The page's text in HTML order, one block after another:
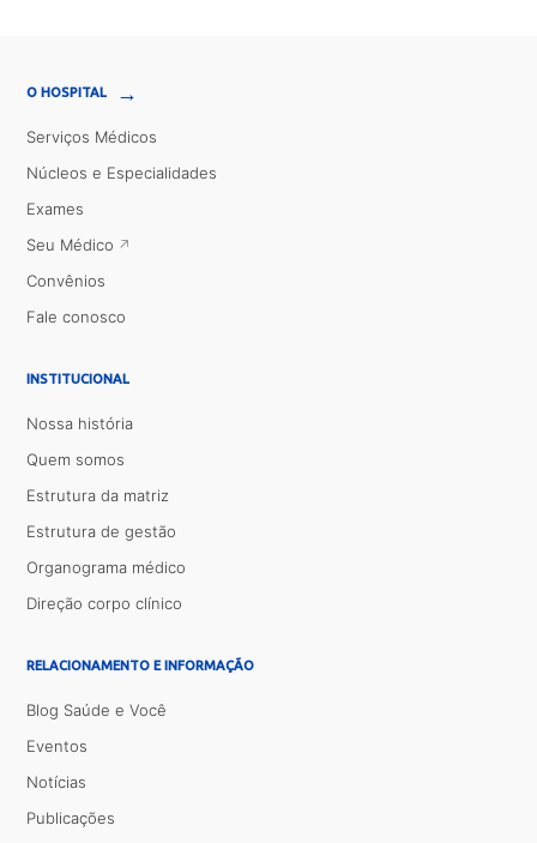
O HOSPITAL →
Serviços Médicos
Núcleos e Especialidades
Exames
Seu Médico
Convênios
Fale conosco
INSTITUCIONAL
Nossa história
Quem somos
Estrutura da matriz
Estrutura de gestão
Organograma médico
Direção corpo clínico
RELACIONAMENTO E INFORMAÇÃO
Blog Saúde e Você
Eventos
Notícias
Publicações